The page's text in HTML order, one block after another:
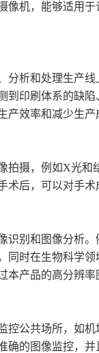
机，能够适用于
析和处理生产线
到印刷体系的缺
产效率和减少生产
摄，例如X光和
后，可以对手术
别和图像分析。
同时在生物科学
产品的高分辨率
公共场所，如机
确的图像监控，